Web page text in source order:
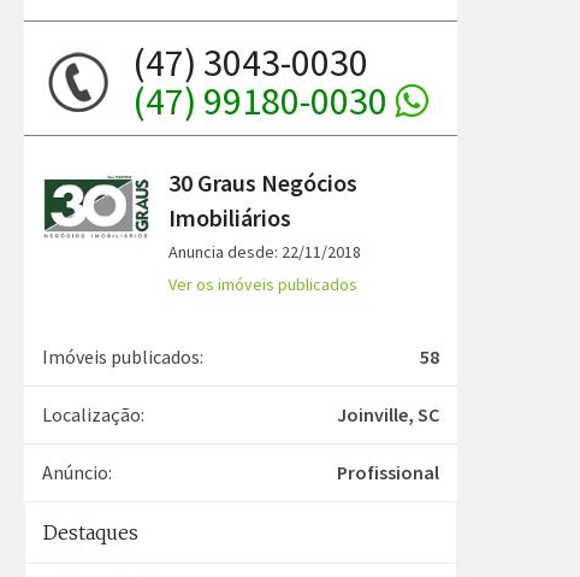
Próxima
(47) 3043-0030
(47) 99180-0030
30 Graus Negócios
Imobiliários
Anuncia desde: 22/11/2018
Ver os imóveis publicados
Imóveis publicados: 58
Localização: Joinville, SC
Anúncio: Profissional
Destaques